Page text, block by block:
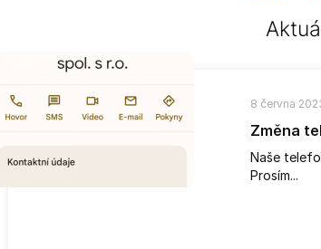
8 června
Změna
Naše
Prosím...